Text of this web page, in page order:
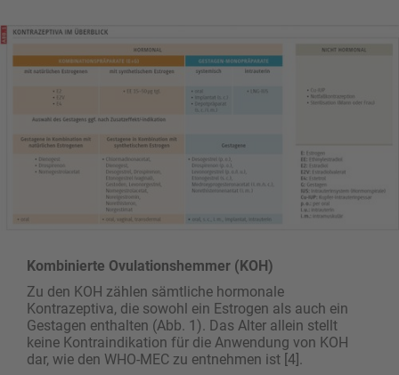
Kombinierte Ovulationshemmer (KOH)
Zu den KOH zählen sämtliche hormonale
Kontrazeptiva, die sowohl ein Estrogen als auch ein
Gestagen enthalten (Abb. 1). Das Alter allein stellt
keine Kontraindikation für die Anwendung von KOH
dar, wie den WHO-MEC zu entnehmen ist [4].